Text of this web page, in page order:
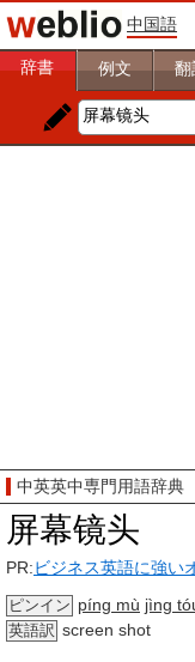
中国語
辞書 例文 翻
中英英中専門用語辞典
屏幕镜头
PR:ビジネス英語に強い
ピンイン píng mù jìng
英語訳 screen shot